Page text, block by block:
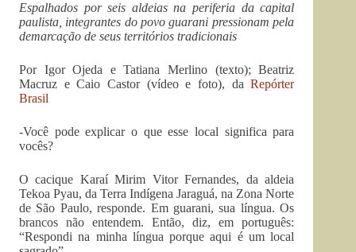
Espalhados por seis aldeias na periferia da capital
paulista, integrantes do povo guarani pressionam pela
demarcação de seus territórios tradicionais
Por Igor Ojeda e Tatiana Merlino (texto); Beatriz
Macruz e Caio Castor (vídeo e foto), daRepórter
Brasil
-Você pode explicar o que esse local significa para
vocês?
O cacique Karaí Mirim Vitor Fernandes, da aldeia
Tekoa Pyau, da Terra Indígena Jaraguá, na Zona Norte
de São Paulo, responde. Em guarani, sua língua. Os
brancos não entendem. Então, diz, em português:
“Respondi na minha língua porque aqui é um local